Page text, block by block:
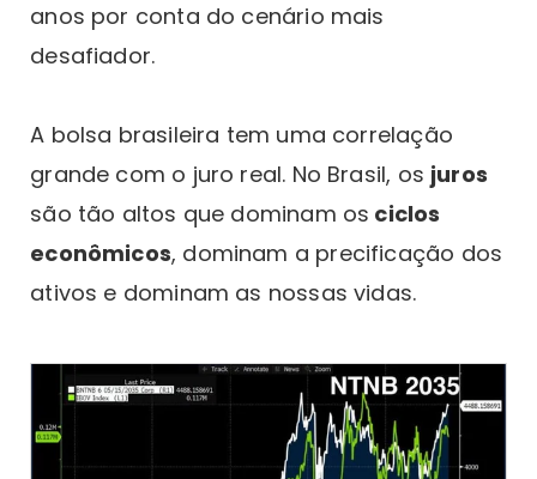
anos por conta do cenário mais
desafiador.
A bolsa brasileira tem uma correlação
grande com o juro real. No Brasil, os juros
são tão altos que dominam os ciclos
econômicos, dominam a precificação dos
ativos e dominam as nossas vidas.